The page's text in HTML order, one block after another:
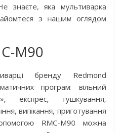
знаєте, яка мультиварка
з нашим оглядом
M90
бренду Redmond
програм: вільний
експрес, тушкування,
випікання, приготування
RMC-M90 можна